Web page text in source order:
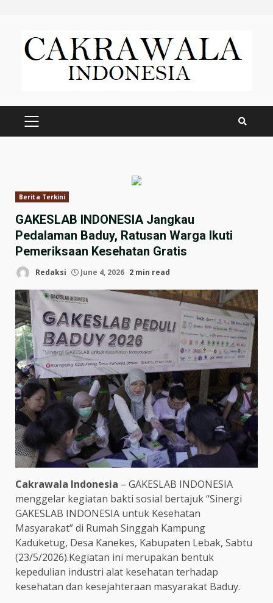
content
PRIMARY
Berita Terkini
GAKESLAB INDONESIA Jangkau
Pedalaman Baduy, Ratusan Warga Ikuti
Pemeriksaan Kesehatan Gratis
Redaksi June 4, 2026 2 min read
Cakrawala Indonesia – GAKESLAB INDONESIA
menggelar kegiatan bakti sosial bertajuk “Sinergi
GAKESLAB INDONESIA untuk Kesehatan
Masyarakat” di Rumah Singgah Kampung
Kaduketug, Desa Kanekes, Kabupaten Lebak, Sabtu
(23/5/2026).Kegiatan ini merupakan bentuk
kepedulian industri alat kesehatan terhadap
kesehatan dan kesejahteraan masyarakat Baduy.